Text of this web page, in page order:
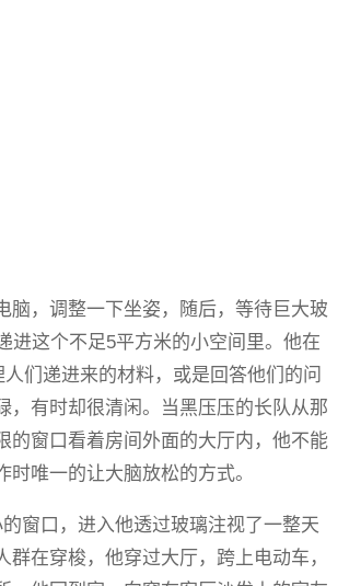
脑，调整一下坐姿，随后，等待巨大玻
进这个不足5平方米的小空间里。他在
们递进来的材料，或是回答他们的问
，有时却很清闲。当黑压压的长队从那
的窗口看着房间外面的大厅内，他不能
唯一的让大脑放松的方式。
窗口，进入他透过玻璃注视了一整天
在穿梭，他穿过大厅，跨上电动车，